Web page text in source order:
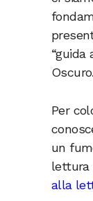
“guida
Oscuro.
Per
un
lettura
alla